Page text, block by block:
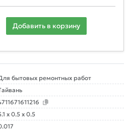
Добавить в корзину
бытовых ремонтных работ
x 0.5 x 0.5